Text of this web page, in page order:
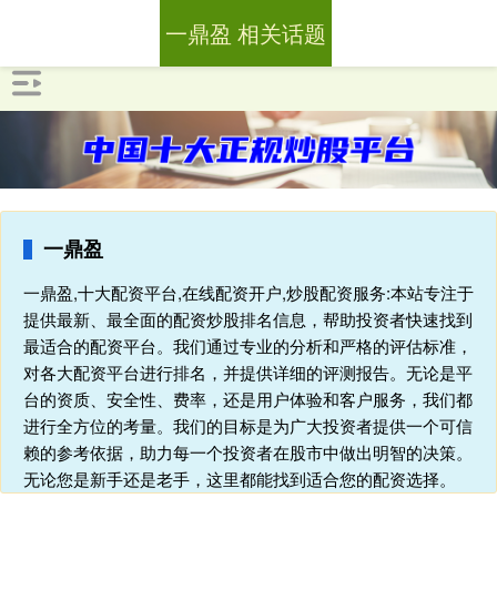
一鼎盈
一鼎盈,十大配资平台,在线配资开户,炒股配资服务:本站专注于
提供最新、最全面的配资炒股排名信息，帮助投资者快速找到
最适合的配资平台。我们通过专业的分析和严格的评估标准，
对各大配资平台进行排名，并提供详细的评测报告。无论是平
台的资质、安全性、费率，还是用户体验和客户服务，我们都
进行全方位的考量。我们的目标是为广大投资者提供一个可信
赖的参考依据，助力每一个投资者在股市中做出明智的决策。
无论您是新手还是老手，这里都能找到适合您的配资选择。
一鼎盈 相关话题